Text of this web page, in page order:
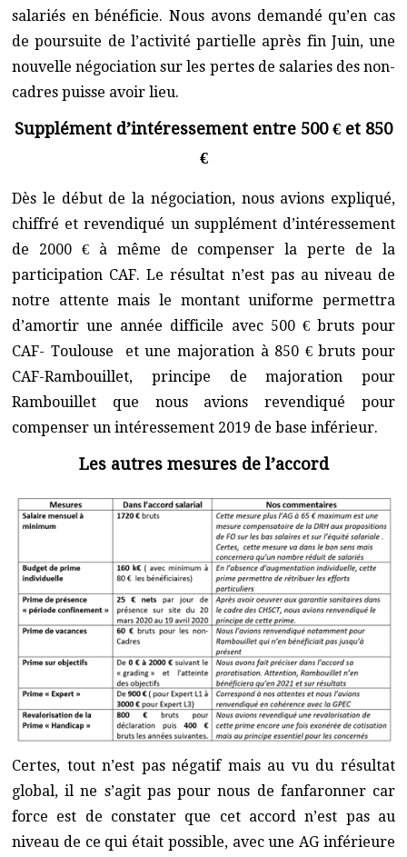
salariés en bénéficie. Nous avons demandé qu’en cas
de poursuite de l’activité partielle après fin Juin, une
nouvelle négociation sur les pertes de salaries des non-
cadres puisse avoir lieu.
Supplément d’intéressement entre 500 € et 850
€
Dès le début de la négociation, nous avions expliqué,
chiffré et revendiqué un supplément d’intéressement
de 2000 € à même de compenser la perte de la
participation CAF. Le résultat n’est pas au niveau de
notre attente mais le montant uniforme permettra
d’amortir une année difficile avec 500 € bruts pour
CAF- Toulouse et une majoration à 850 € bruts pour
CAF-Rambouillet, principe de majoration pour
Rambouillet que nous avions revendiqué pour
compenser un intéressement 2019 de base inférieur.
Les autres mesures de l’accord
Certes, tout n’est pas négatif mais au vu du résultat
global, il ne s’agit pas pour nous de fanfaronner car
force est de constater que cet accord n’est pas au
niveau de ce qui était possible, avec une AG inférieure